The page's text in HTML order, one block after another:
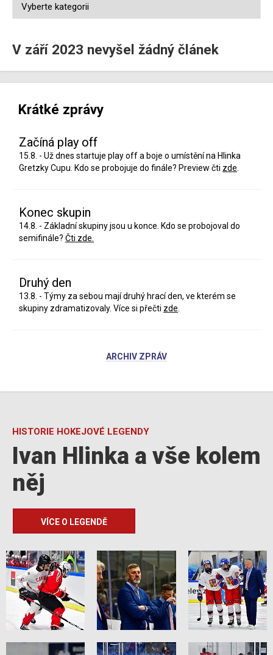
V září 2023 nevyšel žádný článek
Krátké zprávy
Začíná play off
15.8. - Už dnes startuje play off a boje o umístění na Hlinka
Gretzky Cupu. Kdo se probojuje do finále? Preview čti zde.
Konec skupin
14.8. - Základní skupiny jsou u konce. Kdo se probojoval do
semifinále? Čti zde.
Druhý den
13.8. - Týmy za sebou mají druhý hrací den, ve kterém se
skupiny zdramatizovaly. Více si přečti zde.
ARCHIV ZPRÁV
HISTORIE HOKEJOVÉ LEGENDY
Ivan Hlinka a vše kolem
něj
VÍCE O LEGENDĚ